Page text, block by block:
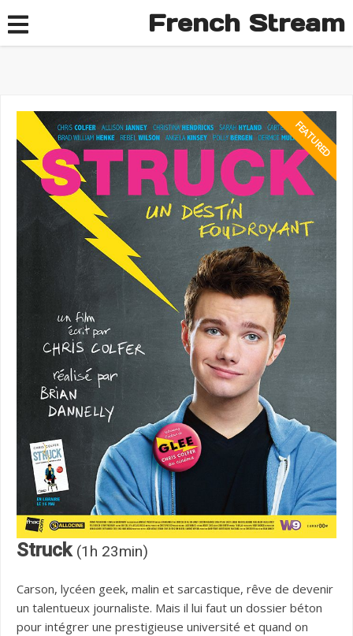
French Stream
Struck (1h 23min)
Carson, lycéen geek, malin et sarcastique, rêve de devenir
un talentueux journaliste. Mais il lui faut un dossier béton
pour intégrer une prestigieuse université et quand on